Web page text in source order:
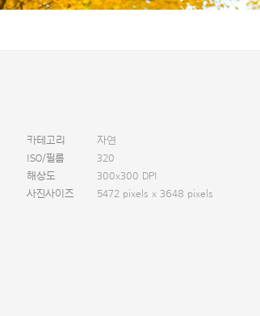
카테고리
자연
ISO/필름
320
해상도
300x300 DPI
사진사이즈 5472 pixels x 3648 pixels